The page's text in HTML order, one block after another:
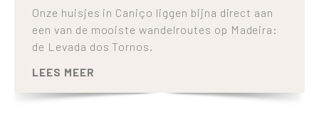
Onze huisjes in Caniço liggen bijna direct aan
een van de mooiste wandelroutes op Madeira:
de Levada dos Tornos.
LEES MEER